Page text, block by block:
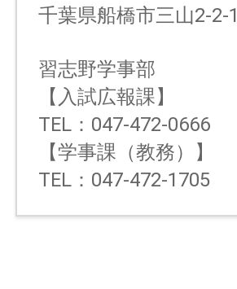
千葉県船橋市三山2-2-1
習志野学事部
【入試広報課】
TEL：047-472-0666
【学事課（教務）】
TEL：047-472-1705